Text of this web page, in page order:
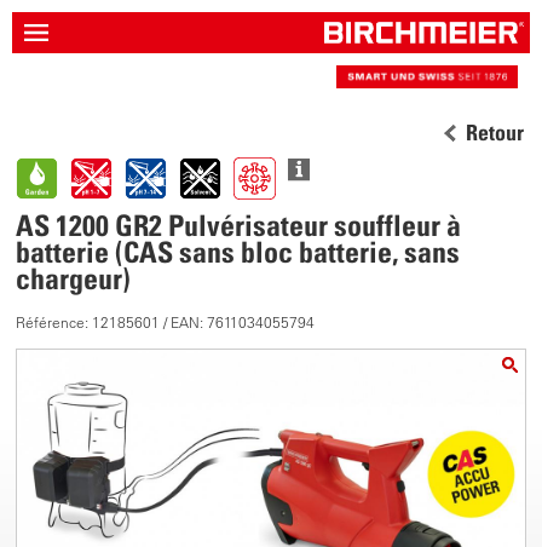
Retour
AS 1200 GR2 Pulvérisateur souffleur à
batterie (CAS sans bloc batterie, sans
chargeur)
Référence: 12185601 / EAN: 7611034055794